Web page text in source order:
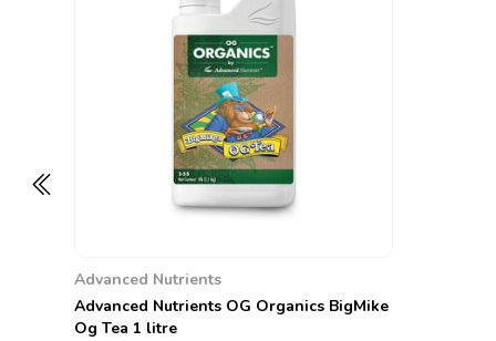
Advanced Nutrients
Advanced Nutrients OG Organics BigMike
Og Tea 1 litre